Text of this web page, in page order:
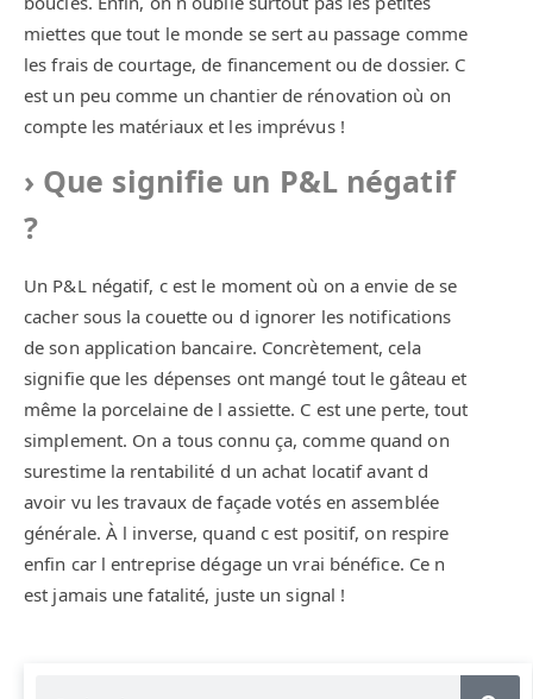
miettes que tout le monde se sert au passage comme
les frais de courtage, de financement ou de dossier. C
est un peu comme un chantier de rénovation où on
compte les matériaux et les imprévus !
Que signifie un P&L négatif
?
Un P&L négatif, c est le moment où on a envie de se
cacher sous la couette ou d ignorer les notifications
de son application bancaire. Concrètement, cela
signifie que les dépenses ont mangé tout le gâteau et
même la porcelaine de l assiette. C est une perte, tout
simplement. On a tous connu ça, comme quand on
surestime la rentabilité d un achat locatif avant d
avoir vu les travaux de façade votés en assemblée
générale. À l inverse, quand c est positif, on respire
enfin car l entreprise dégage un vrai bénéfice. Ce n
est jamais une fatalité, juste un signal !